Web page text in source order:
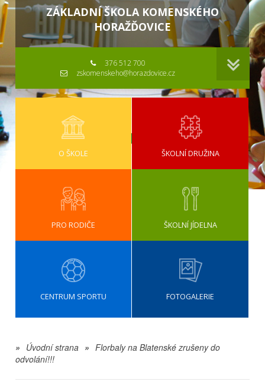
ZÁKLADNÍ ŠKOLA KOMENSKÉHO
HORAŽĎOVICE
376 512 700
zskomenskeho@horazdovice.cz
O ŠKOLE ŠKOLNÍ DRUŽINA
PRO RODIČE ŠKOLNÍ JÍDELNA
CENTRUM SPORTU FOTOGALERIE
» Úvodní strana » Florbaly na Blatenské zrušeny do
odvolání!!!